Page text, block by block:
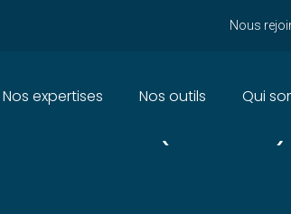
Nous
Nos expertises Nos outils Qui
AURAIT DÛ (MIEUX ?)